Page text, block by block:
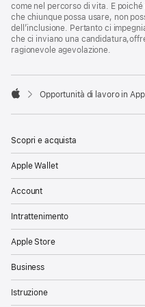
come nel percorso di vita. E
che chiunque possa usare, non
dell’inclusione. Pertanto ci
che ci inviano una
ragionevole agevolazione.

Opportunità di lavoro in
Scopri e acquista
Apple Wallet
Account
Intrattenimento
Apple Store
Business
Istruzione